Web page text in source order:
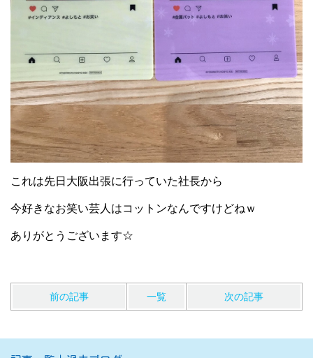
これは先日大阪出張に行っていた社長から
今好きなお笑い芸人はコットンなんですけどねｗ
ありがとうございます☆
前の記事 一覧 次の記事